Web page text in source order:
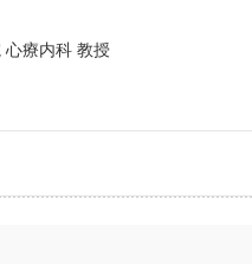
心療内科 教授